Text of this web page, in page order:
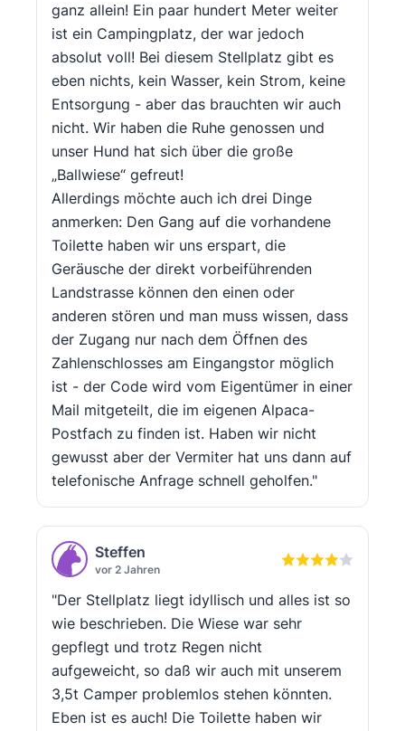
ganz allein! Ein paar hundert Meter weiter
ist ein Campingplatz, der war jedoch
absolut voll! Bei diesem Stellplatz gibt es
eben nichts, kein Wasser, kein Strom, keine
Entsorgung - aber das brauchten wir auch
nicht. Wir haben die Ruhe genossen und
unser Hund hat sich über die große
„Ballwiese“ gefreut!
Allerdings möchte auch ich drei Dinge
anmerken: Den Gang auf die vorhandene
Toilette haben wir uns erspart, die
Geräusche der direkt vorbeiführenden
Landstrasse können den einen oder
anderen stören und man muss wissen, dass
der Zugang nur nach dem Öffnen des
Zahlenschlosses am Eingangstor möglich
ist - der Code wird vom Eigentümer in einer
Mail mitgeteilt, die im eigenen Alpaca-
Postfach zu finden ist. Haben wir nicht
gewusst aber der Vermiter hat uns dann auf
telefonische Anfrage schnell geholfen."
Steffen
vor 2 Jahren
"Der Stellplatz liegt idyllisch und alles ist so
wie beschrieben. Die Wiese war sehr
gepflegt und trotz Regen nicht
aufgeweicht, so daß wir auch mit unserem
3,5t Camper problemlos stehen könnten.
Eben ist es auch! Die Toilette haben wir